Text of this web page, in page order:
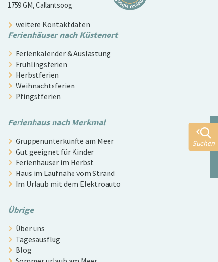
1759 GM, Callantsoog
weitere Kontaktdaten
Ferienhäuser nach Küstenort
Ferienkalender & Auslastung
Frühlingsferien
Herbstferien
Weihnachtsferien
Pfingstferien
Ferienhaus nach Merkmal
Gruppenunterkünfte am Meer
Gut geeignet für Kinder
Ferienhäuser im Herbst
Haus im Laufnähe vom Strand
Im Urlaub mit dem Elektroauto
Übrige
Über uns
Tagesausflug
Blog
Suchen